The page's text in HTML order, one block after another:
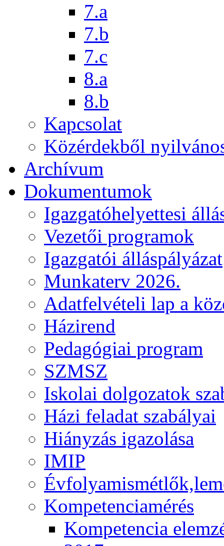
7.a
7.b
7.c
8.a
8.b
Kapcsolat
Közérdekből
Archívum
Dokumentumok
Igazgatóhelyettesi
Vezetői programok
Igazgatói álláspályázat
Munkaterv 2026.
Adatfelvételi lap a
Házirend
Pedagógiai program
SZMSZ
Iskolai dolgozatok
Házi feladat szabályai
Hiányzás igazolása
IMIP
Kompetenciamérés
Kompetencia